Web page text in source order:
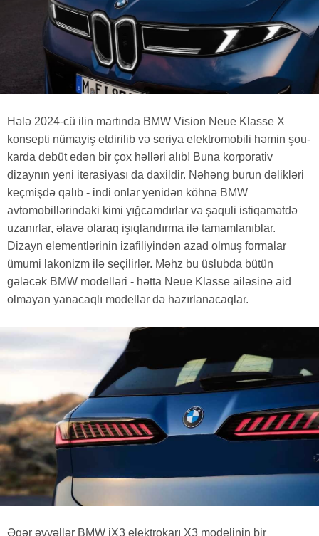
Hələ 2024-cü ilin martında BMW Vision Neue Klasse X
konsepti nümayiş etdirilib və seriya elektromobili həmin şou-
karda debüt edən bir çox həlləri alıb! Buna korporativ
dizaynın yeni iterasiyası da daxildir. Nəhəng burun dəlikləri
keçmişdə qalıb - indi onlar yenidən köhnə BMW
avtomobillərindəki kimi yığcamdırlar və şaquli istiqamətdə
uzanırlar, əlavə olaraq işıqlandırma ilə tamamlanıblar.
Dizayn elementlərinin izafiliyindən azad olmuş formalar
ümumi lakonizm ilə seçilirlər. Məhz bu üslubda bütün
gələcək BMW modelləri - hətta Neue Klasse ailəsinə aid
olmayan yanacaqlı modellər də hazırlanacaqlar.
Əgər əvvəllər BMW iX3 elektrokarı X3 modelinin bir